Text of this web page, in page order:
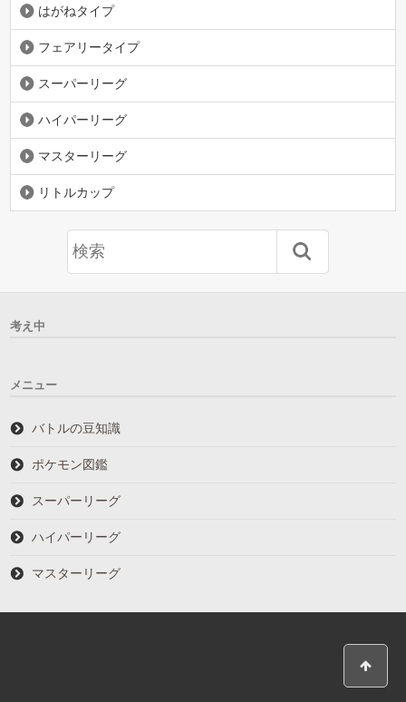
はがねタイプ
フェアリータイプ
スーパーリーグ
ハイパーリーグ
マスターリーグ
リトルカップ
考え中
メニュー
バトルの豆知識
ポケモン図鑑
スーパーリーグ
ハイパーリーグ
マスターリーグ